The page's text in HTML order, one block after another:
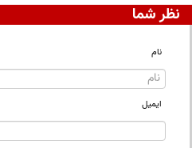
نظر شما
نام
ایمیل